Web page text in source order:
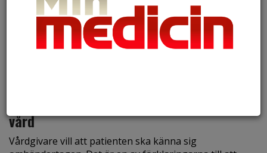
vård
Vårdgivare vill att patienten ska känna sig